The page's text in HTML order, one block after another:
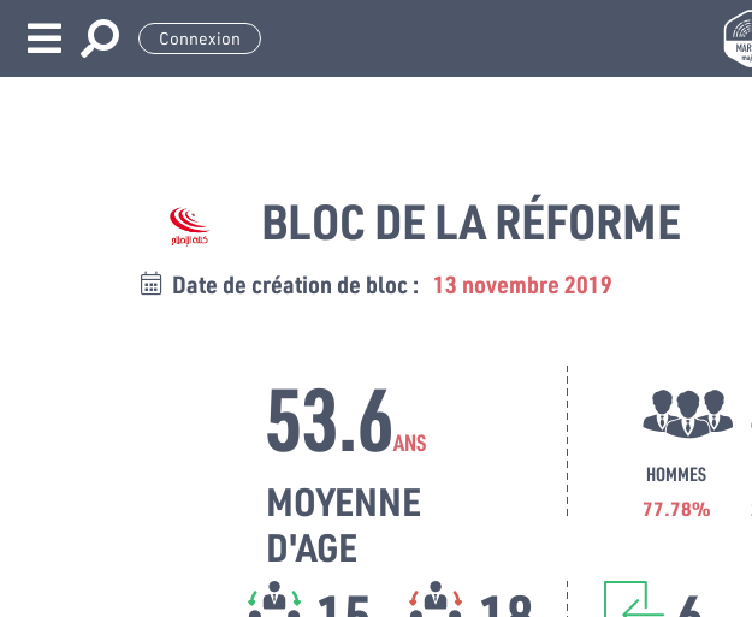
Connexion
BLOC DE LA RÉFORME
Date de création de bloc : 13 novembre 2019
53.6ANS
MOYENNE
D'AGE
HOMMES
77.78%